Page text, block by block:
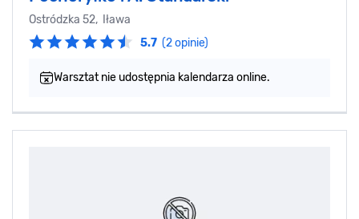
Ostródzka 52, Iława
5.7 (2 opinie)
Warsztat nie udostępnia kalendarza online.